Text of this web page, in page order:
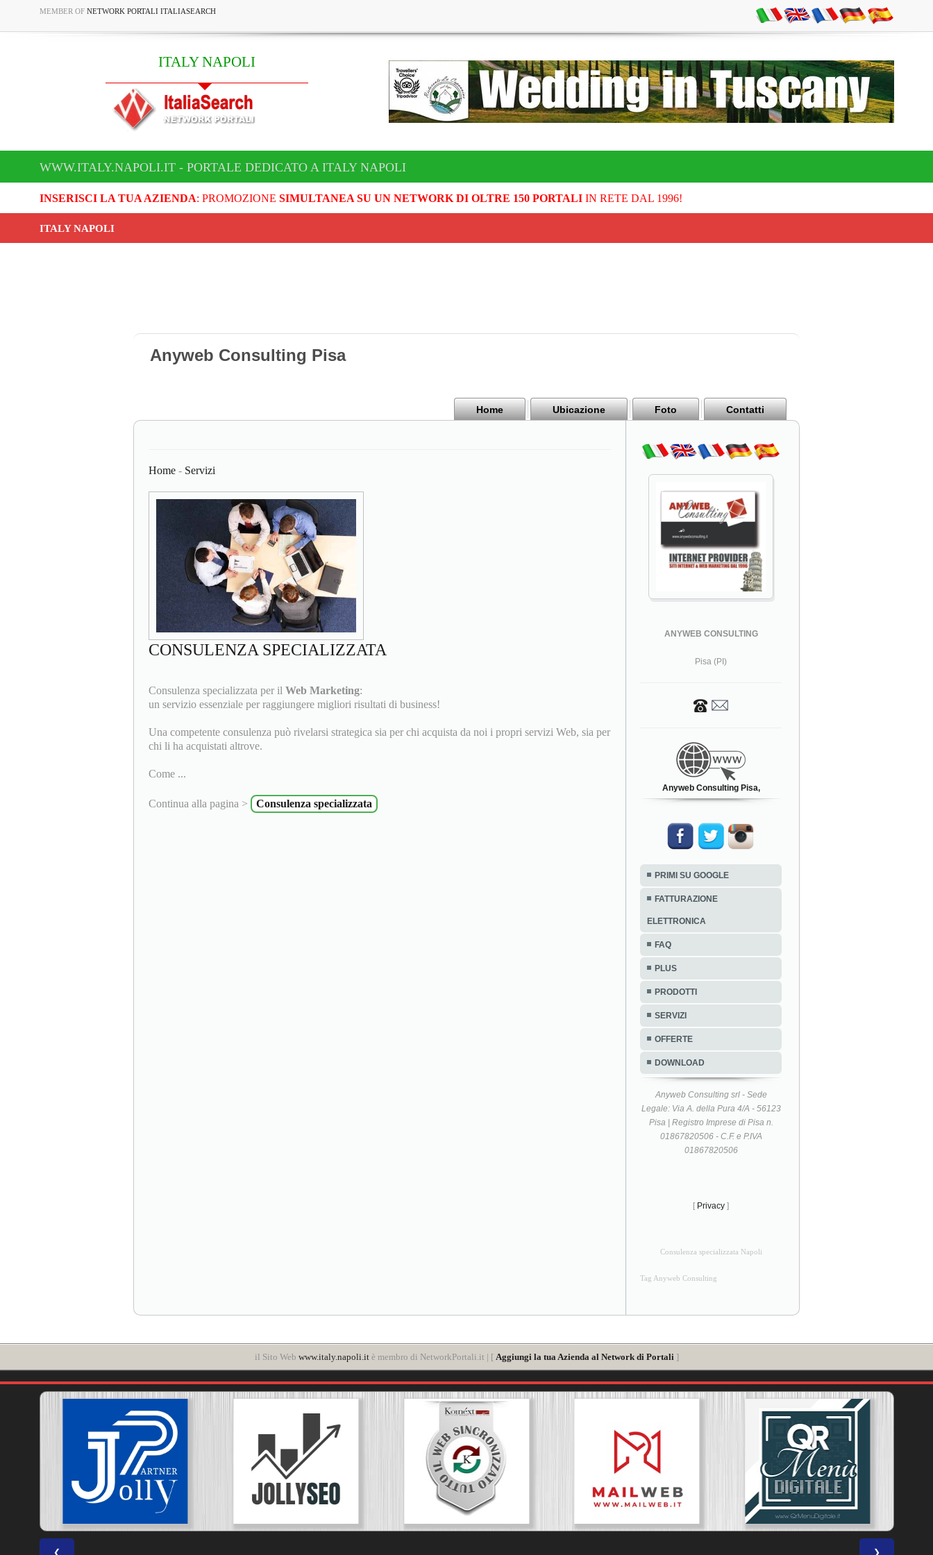
MEMBER OF NETWORK PORTALI ITALIASEARCH
ITALY NAPOLI
WWW.ITALY.NAPOLI.IT - PORTALE DEDICATO A ITALY NAPOLI
INSERISCI LA TUA AZIENDA: PROMOZIONE SIMULTANEA SU UN NETWORK DI OLTRE 150 PORTALIIN RETE DAL 1996!
ITALY NAPOLI
Anyweb Consulting Pisa
Home Ubicazione Foto Contatti
Home - Servizi
CONSULENZA SPECIALIZZATA
Consulenza specializzata per il Web Marketing:
un servizio essenziale per raggiungere migliori risultati di business!
Una competente consulenza può rivelarsi strategica sia per chi acquista da noi i propri servizi Web, sia per
chi li ha acquistati altrove.
Come ...
Continua alla pagina > Consulenza specializzata
ANYWEB CONSULTING
Pisa (PI)
Anyweb Consulting Pisa,
PRIMI SU GOOGLE
FATTURAZIONE
ELETTRONICA
FAQ
PLUS
PRODOTTI
SERVIZI
OFFERTE
DOWNLOAD
Anyweb Consulting srl - Sede
Legale: Via A. della Pura 4/A - 56123
Pisa | Registro Imprese di Pisa n.
01867820506 - C.F. e P.IVA
01867820506
[ Privacy ]
Consulenza specializzata Napoli
Tag Anyweb Consulting
il Sito Web www.italy.napoli.itè membro di NetworkPortali.it | [ Aggiungi la tua Azienda al Network di Portali ]
❮ ❯